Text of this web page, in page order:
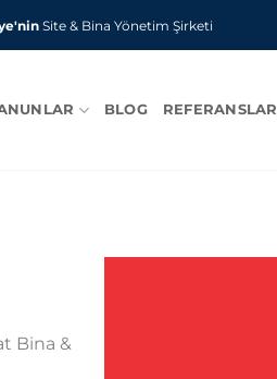
Site & Bina Yönetim Şirketi
BLOG REFERANSLAR
Bina &